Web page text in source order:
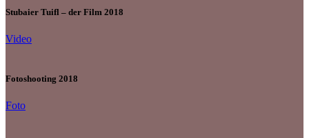
Stubaier Tuifl – der Film 2018
Video
Fotoshooting 2018
Foto